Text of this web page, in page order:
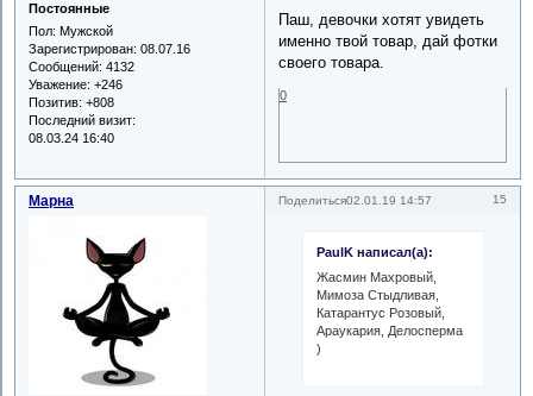
Постоянные
Пол: Мужской
Зарегистрирован: 08.07.16
Сообщений: 4132
Уважение: +246
Позитив: +808
Последний визит:
08.03.24 16:40
Паш, девочки хотят увидеть
именно твой товар, дай фотки
своего товара.
0
Поделиться 15
02.01.19 14:57
Марна
PaulK написал(а):
Жасмин Махровый,
Мимоза Стыдливая,
Катарантус Розовый,
Араукария, Делосперма
)